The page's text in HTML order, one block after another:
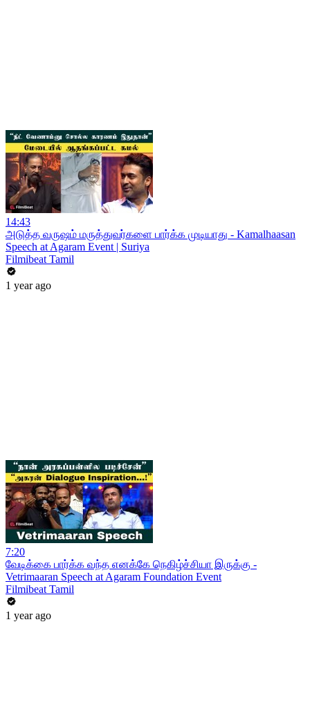
14:43
அடுத்த வருஷம் மருத்துவர்களை பார்க்க முடியாது - Kamalhaasan
Speech at Agaram Event | Suriya
Filmibeat Tamil
1 year ago
7:20
வேடிக்கை பார்க்க வந்த எனக்கே நெகிழ்ச்சியா இருக்கு -
Vetrimaaran Speech at Agaram Foundation Event
Filmibeat Tamil
1 year ago